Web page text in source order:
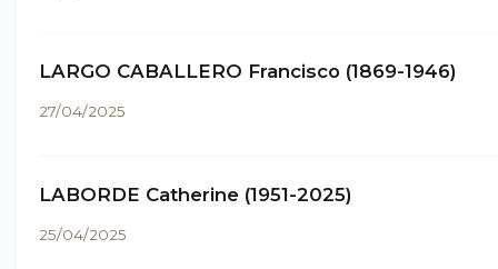
LARGO CABALLERO Francisco (1869-1946)
27/04/2025
LABORDE Catherine (1951-2025)
25/04/2025